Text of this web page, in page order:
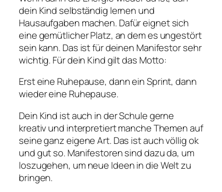
dein Kind selbständig lernen und
Hausaufgaben machen. Dafür eignet sich
eine gemütlicher Platz, an dem es ungestört
sein kann. Das ist für deinen Manifestor sehr
wichtig. Für dein Kind gilt das Motto:
Erst eine Ruhepause, dann ein Sprint, dann
wieder eine Ruhepause.
Dein Kind ist auch in der Schule gerne
kreativ und interpretiert manche Themen auf
seine ganz eigene Art. Das ist auch völlig ok
und gut so. Manifestoren sind dazu da, um
loszugehen, um neue Ideen in die Welt zu
bringen.